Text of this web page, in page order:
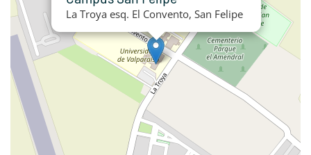
La Troya esq. El Convento, San Felipe